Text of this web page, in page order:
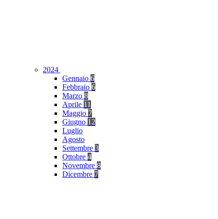
2024
Gennaio 6
Febbraio 6
Marzo 8
Aprile 11
Maggio 7
Giugno 12
Luglio
Agosto
Settembre 3
Ottobre 4
Novembre 8
Dicembre 7